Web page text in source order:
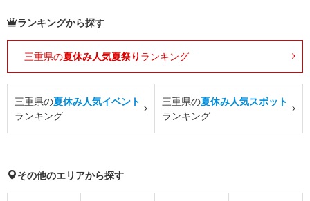
ランキングから探す
三重県の夏休み人気夏祭り ランキング
三重県の夏休み人気イベント
ランキング
三重県の夏休み人気スポット
ランキング
その他のエリアから探す